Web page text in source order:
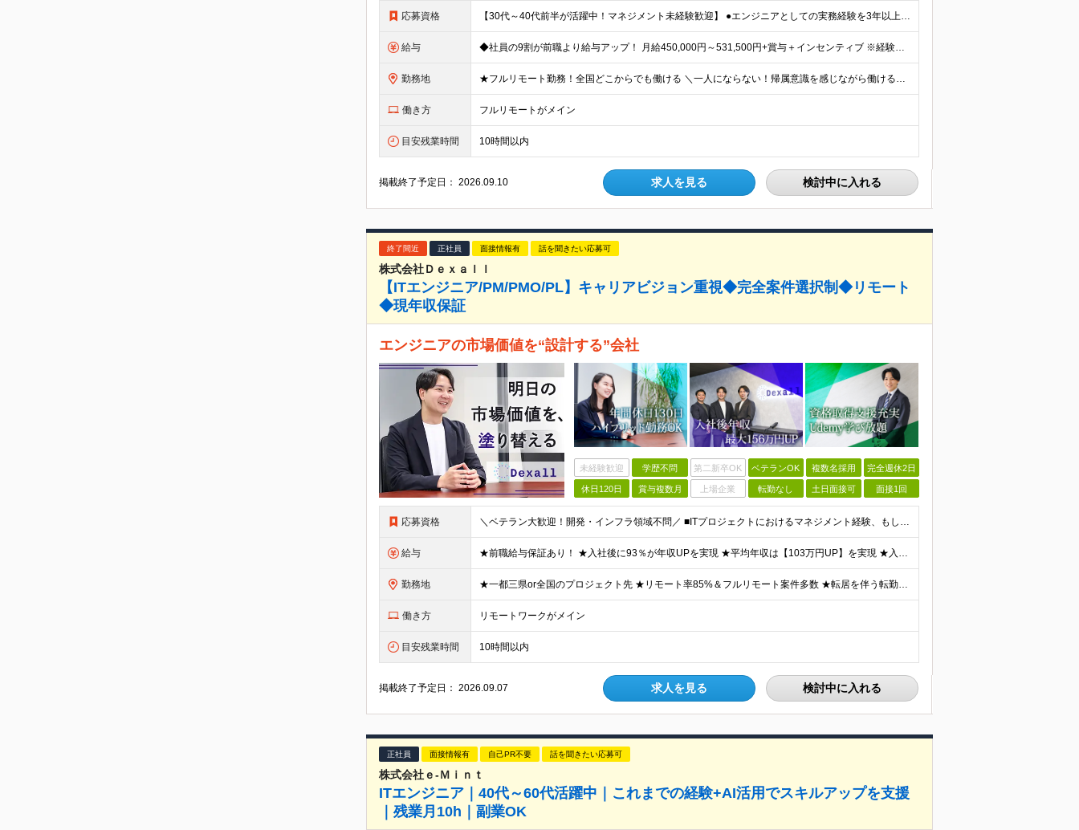
応募資格 【30代～40代前半が活躍中！マネジメント未経験歓迎】 ●エンジニアとしての実務経験を3年以上お持ちの方 （開発言語や担当フェーズは不問） ●学歴不問 ★「PLやPMにステップアップしたい」 「後輩
給与 ◆社員の9割が前職より給与アップ！ 月給450,000円～531,500円+賞与＋インセンティブ ※経験・スキルを考慮の上、優遇いたします ※残業代につきましては、面接時にご説明させていただきます
勤務地 ★フルリモート勤務！全国どこからでも働ける ＼一人にならない！帰属意識を感じながら働ける／ リモートでもメンバー間のやり取りをスムーズに行えるように、 当社ではLINEグループを導入。活発なコミュニ
働き方 フルリモートがメイン
目安残業時間 10時間以内
掲載終了予定日：2026.09.10 求人を見る 検討中に入れる
終了間近 正社員 面接情報有 話を聞きたい応募可
株式会社Ｄｅｘａｌｌ
【ITエンジニア/PM/PMO/PL】キャリアビジョン重視◆完全案件選択制◆リモート
◆現年収保証
エンジニアの市場価値を“設計する”会社
未経験歓迎 学歴不問 第二新卒OK ベテランOK 複数名採用 完全週休2日
休日120日 賞与複数月 上場企業 転勤なし 土日面接可 面接1回
応募資格 ＼ベテラン大歓迎！開発・インフラ領域不問／ ■ITプロジェクトにおけるマネジメント経験、もしくはPM、PMOのご経験をお持ちの方 ■学歴不問 ～このような方にオススメです～ ・「人材育成・マネジメン
給与 ★前職給与保証あり！ ★入社後に93％が年収UPを実現 ★平均年収は【103万円UP】を実現 ★入社後年収最大【156万円UP】 ■月給40万円～90万円+昇給2回+賞与2回+各種手当 ＜スキル/
勤務地 ★一都三県or全国のプロジェクト先 ★リモート率85%＆フルリモート案件多数 ★転居を伴う転勤なし ★U・Iターンも歓迎！地方在住者の採用実績も多数あり ■本社 東京都渋谷区恵比寿西1-32-16
働き方 リモートワークがメイン
目安残業時間 10時間以内
掲載終了予定日：2026.09.07 求人を見る 検討中に入れる
正社員 面接情報有 自己PR不要 話を聞きたい応募可
株式会社ｅ‐Ｍｉｎｔ
ITエンジニア｜40代～60代活躍中｜これまでの経験+AI活用でスキルアップを支援
｜残業月10h｜副業OK